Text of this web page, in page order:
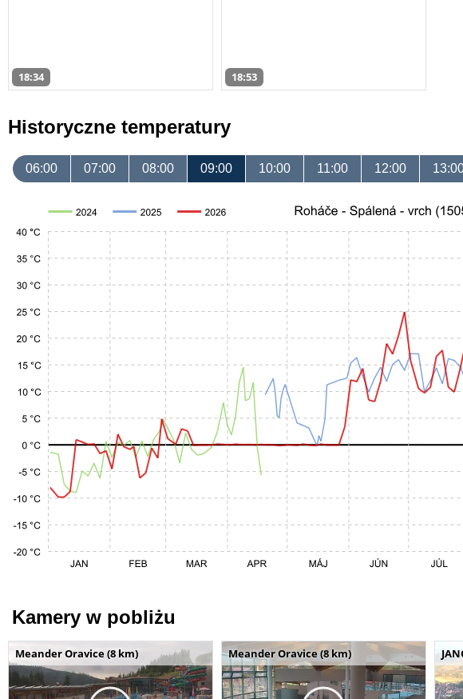
18:34 18:53
Historyczne temperatury
06:00 07:00 08:00 09:00 10:00 11:00 12:00
Kamery w pobliżu
Meander Oravice (8 km) Meander Oravice (8 km)